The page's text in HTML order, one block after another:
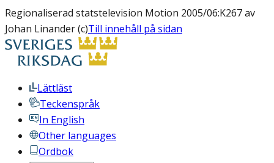
Regionaliserad statstelevision Motion 2005/06:K267 av
Johan Linander (c)Till innehåll på sidan
Lättläst
Teckenspråk
In English
Other languages
Ordbok